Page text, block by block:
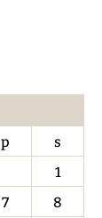
p
s
1
7
8